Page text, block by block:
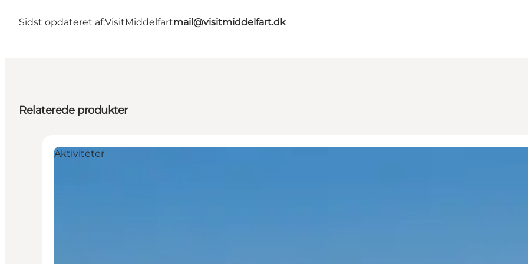
Sidst opdateret af:VisitMiddelfartmail@visitmiddelfart.dk
Relaterede produkter
Aktiviteter